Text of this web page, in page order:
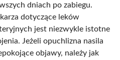
dniach po zabiegu.
dotyczące leków
jest niezwykle istotne
Jeżeli opuchlizna nasila
objawy, należy jak